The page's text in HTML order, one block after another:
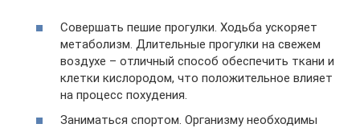
Совершать пешие прогулки. Ходьба ускоряет
метаболизм. Длительные прогулки на свежем
воздухе – отличный способ обеспечить ткани и
клетки кислородом, что положительное влияет
на процесс похудения.
Заниматься спортом. Организму необходимы